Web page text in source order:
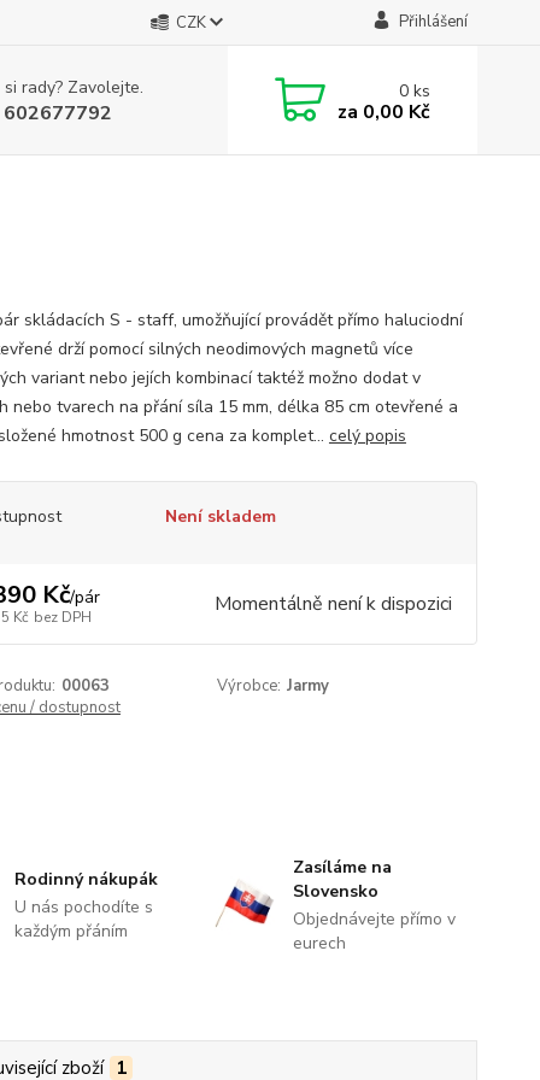
CZK Přihlášení
rady? Zavolejte. 0ks
za 0,00 Kč
skládacích S - staff, umožňující provádět přímo haluciodní
drží pomocí silných neodimových magnetů více
variant nebo jejích kombinací taktéž možno dodat v
nebo tvarech na přání síla 15 mm, délka 85 cm otevřené a
hmotnost 500 g cena za komplet... celý popis
Není skladem
Kč/pár
Kč bez DPH Momentálně není k dispozici
00063 Výrobce: Jarmy
/ dostupnost
Rodinný nákupák
U nás pochodíte s
každým přáním
Zasíláme na
Slovensko
Objednávejte přímo v
eurech
zboží 1